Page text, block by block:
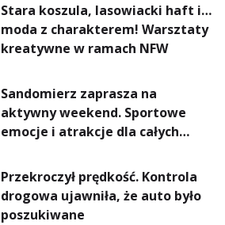
Stara koszula, lasowiacki haft i…
moda z charakterem! Warsztaty
kreatywne w ramach NFW
Sandomierz zaprasza na
aktywny weekend. Sportowe
emocje i atrakcje dla całych
Przekroczył prędkość. Kontrola
drogowa ujawniła, że auto było
poszukiwane